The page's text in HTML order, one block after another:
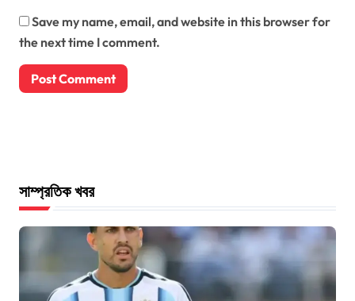
Save my name, email, and website in this browser for
the next time I comment.
সাম্প্রতিক খবর